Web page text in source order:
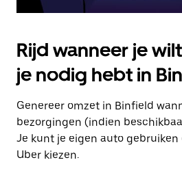
Rijd wanneer je
je nodig hebt in
Genereer omzet in Binfield
bezorgingen (indien
Je kunt je eigen auto
Uber kiezen.